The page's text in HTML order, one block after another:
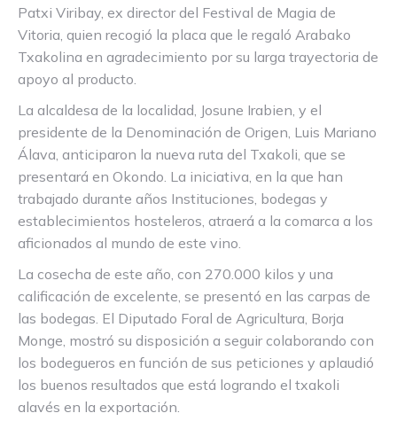
Patxi Viribay, ex director del Festival de Magia de
Vitoria, quien recogió la placa que le regaló Arabako
Txakolina en agradecimiento por su larga trayectoria de
apoyo al producto.
La alcaldesa de la localidad, Josune Irabien, y el
presidente de la Denominación de Origen, Luis Mariano
Álava, anticiparon la nueva ruta del Txakoli, que se
presentará en Okondo. La iniciativa, en la que han
trabajado durante años Instituciones, bodegas y
establecimientos hosteleros, atraerá a la comarca a los
aficionados al mundo de este vino.
La cosecha de este año, con 270.000 kilos y una
calificación de excelente, se presentó en las carpas de
las bodegas. El Diputado Foral de Agricultura, Borja
Monge, mostró su disposición a seguir colaborando con
los bodegueros en función de sus peticiones y aplaudió
los buenos resultados que está logrando el txakoli
alavés en la exportación.